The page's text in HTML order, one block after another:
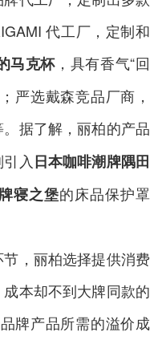
代工厂，定制和
马克杯 ，具有香气“回
严选戴森竞品厂商，
。据了解，丽柏的产品
入 日本咖啡潮牌隅田
寝之堡的床品保护罩
，丽柏选择提供消费
本却不到大牌同款的
牌产品所需的溢价成